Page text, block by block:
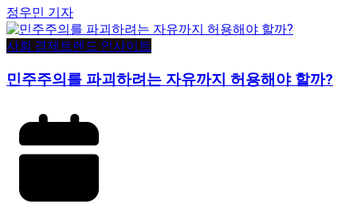
정우민 기자
사회·경제 트렌드·인사이트
민주주의를 파괴하려는 자유까지 허용해야 할까?